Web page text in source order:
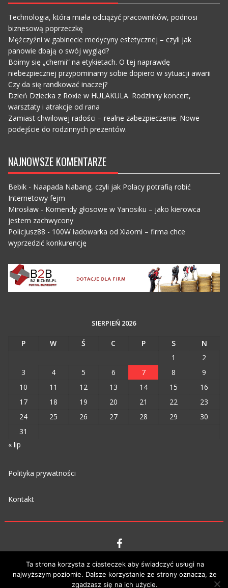
Technologia, która miała odciążyć pracowników, podnosi
biznesową poprzeczkę
Mężczyźni w gabinecie medycyny estetycznej – czyli jak
panowie dbają o swój wygląd?
Boimy się „chemii” na etykietach. O tej naprawdę
niebezpiecznej przypominamy sobie dopiero w sytuacji awarii
Czy da się randkować inaczej?
Dzień Dziecka z Roxie w HULAKULA. Rodzinny koncert,
warsztaty i atrakcje od rana
Zamiast chwilowej radości – realne zabezpieczenie. Nowe
podejście do rodzinnych prezentów.
NAJNOWSZE KOMENTARZE
Bebik- Naapada Nabang, czyli jak Polacy potrafią robić
Internetowy fejm
Mirosław- Komendy głosowe w Yanosiku – jako kierowca
jestem zachwycony
Policjusz88 - 100W ładowarka od Xiaomi – firma chce
wyprzedzić konkurencję
SIERPIEŃ 2026
P W Ś C P S
N
1
2
3
4 5 6 7 8
9
10
11 12 13 14 15
16
17
18 19 20 21 22
23
24
25 26 27 28 29
30
31
« lip
Polityka prywatności
Kontakt
VIPM © 2023
Ta strona korzysta z ciasteczek aby świadczyć usługi na
najwyższym poziomie. Dalsze korzystanie ze strony oznacza, że
zgadzasz się na ich użycie.